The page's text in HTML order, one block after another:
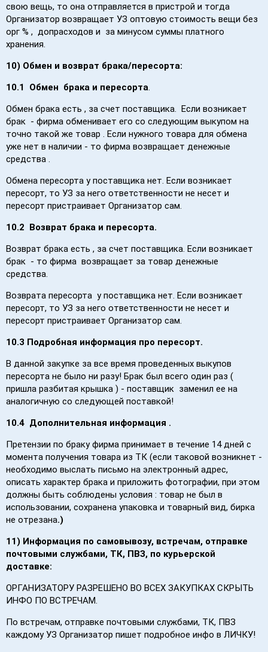
свою вещь, то она отправляется в пристрой и тогда
Организатор возвращает УЗ оптовую стоимость вещи без
орг % , допрасходов и за минусом суммы платного
хранения.
10) Обмен и возврат брака/пересорта:
10.1
Обмен брака и пересорта.
Обмен брака есть , за счет поставщика. Если возникает
брак - фирма обменивает его со следующим выкупом на
точно такой же товар . Если нужного товара для обмена
уже нет в наличии - то фирма возвращает денежные
средства .
Обмена пересорта у поставщика нет. Если возникает
пересорт, то УЗ за него ответственности не несет и
пересорт пристраивает Организатор сам.
10.2 Возврат брака и пересорта.
Возврат брака есть , за счет поставщика. Если возникает
брак - то фирма возвращает за товар денежные
средства.
Возврата пересорта у поставщика нет. Если возникает
пересорт, то УЗ за него ответственности не несет и
пересорт пристраивает Организатор сам.
10.3 Подробная информация про пересорт.
В данной закупке за все время проведенных выкупов
пересорта не было ни разу! Брак был всего один раз (
пришла разбитая крышка ) - поставщик заменил ее на
аналогичную со следующей поставкой!
10.4 Дополнительная информация .
Претензии по браку фирма принимает в течение 14 дней с
момента получения товара из ТК (если таковой возникнет -
необходимо выслать письмо на электронный адрес,
описать характер брака и приложить фотографии, при этом
должны быть соблюдены условия : товар не был в
использовании, сохранена упаковка и товарный вид, бирка
не отрезана.)
11) Информация по самовывозу, встречам, отправке
почтовыми службами, ТК, ПВЗ, по курьерской
доставке:
ОРГАНИЗАТОРУ РАЗРЕШЕНО ВО ВСЕХ ЗАКУПКАХ СКРЫТЬ
ИНФО ПО ВСТРЕЧАМ.
По встречам, отправке почтовыми службами, ТК, ПВЗ
каждому УЗ Организатор пишет подробное инфо в ЛИЧКУ!